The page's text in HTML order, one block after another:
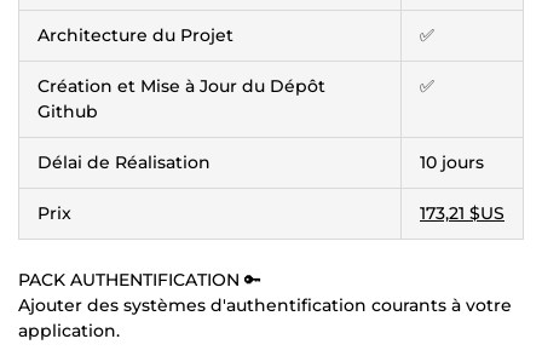
Architecture du Projet ✅
Création et Mise à Jour du Dépôt
Github
✅
Délai de Réalisation 10 jours
Prix 173,21 $US
PACK AUTHENTIFICATION 🔑
Ajouter des systèmes d'authentification courants à votre
application.